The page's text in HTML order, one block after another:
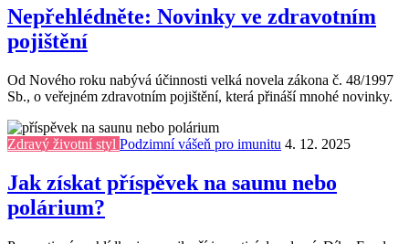
Nepřehlédněte: Novinky ve zdravotním
pojištění
Od Nového roku nabývá účinnosti velká novela zákona č. 48/1997
Sb., o veřejném zdravotním pojištění, která přináší mnohé novinky.
Zdravý životní styl Podzimní vášeň pro imunitu 4. 12. 2025
Jak získat příspěvek na saunu nebo
polárium?